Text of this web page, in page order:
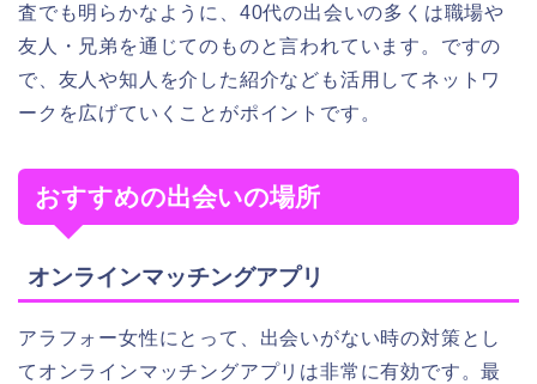
査でも明らかなように、40代の出会いの多くは職場や
友人・兄弟を通じてのものと言われています。ですの
で、友人や知人を介した紹介なども活用してネットワ
ークを広げていくことがポイントです。
おすすめの出会いの場所
オンラインマッチングアプリ
アラフォー女性にとって、出会いがない時の対策とし
てオンラインマッチングアプリは非常に有効です。最